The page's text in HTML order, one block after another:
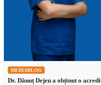
MEDIABLOG
Dr. Dănuț Dejeu a obținut o